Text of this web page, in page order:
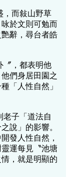
而敍山野草
於文則可勉而
辭，尋台者皓
〞，都表明他
們身居田園之
「人性自然」
老子「道法自
說」的影響。
發人性自然，
運每見〝池塘
，就是明顯的